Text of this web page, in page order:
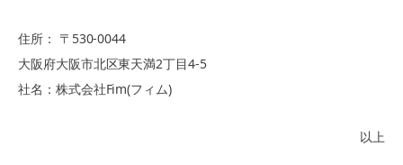
住所： 〒530-0044
大阪府大阪市北区東天満2丁目4-5
社名：株式会社Fim(フィム)
以上